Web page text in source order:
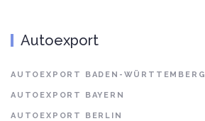
Autoexport
AUTOEXPORT BADEN-WÜRTTEMBERG
AUTOEXPORT BAYERN
AUTOEXPORT BERLIN